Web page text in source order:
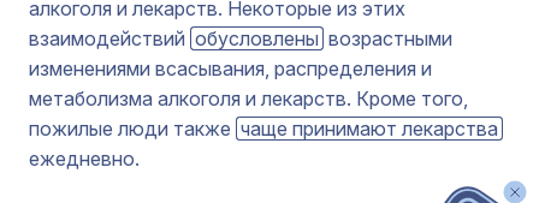
алкоголя и лекарств. Некоторые из этих
взаимодействий обусловлены возрастными
изменениями всасывания, распределения и
метаболизма алкоголя и лекарств. Кроме того,
пожилые люди также чаще принимают лекарства
ежедневно.